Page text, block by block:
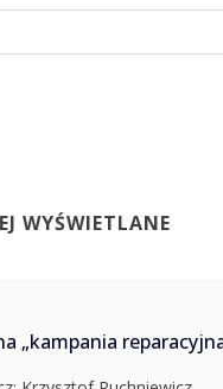
WYŚWIETLANE
„kampania